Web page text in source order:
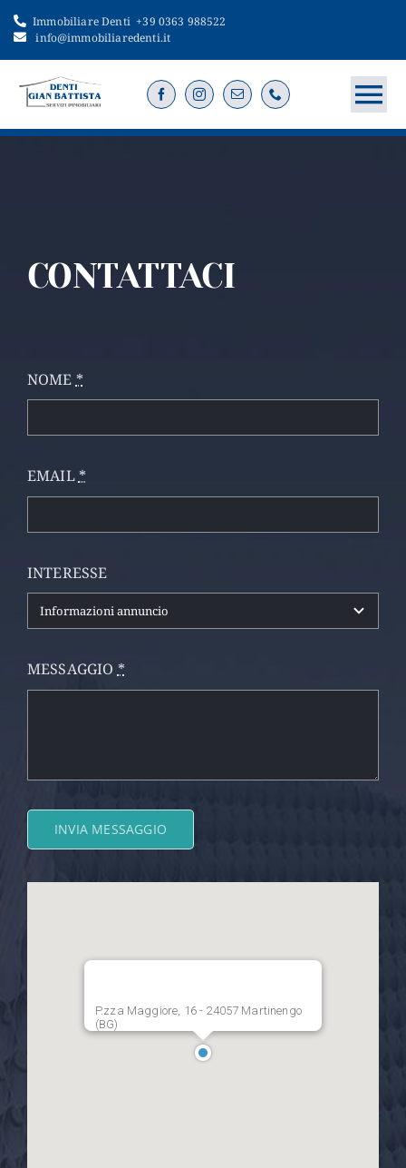
Salta
Immobiliare Denti+39 0363 988522
info@immobiliaredenti.it
Immobili
CONTATTACI
NOME *
EMAIL*
INTERESSE
MESSAGGIO *
INVIA MESSAGGIO
P.zza Maggiore, 16 - 24057 Martinengo
(BG)